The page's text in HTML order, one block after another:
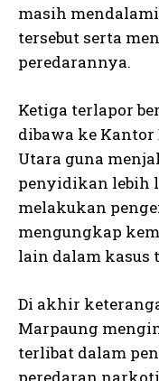
masih
tersebut serta
peredarannya.
Ketiga terlapor
dibawa ke
Utara guna
penyidikan lebih
melakukan
mengungkap
lain dalam kasus
Di akhir
Marpaung
terlibat dalam
peredaran